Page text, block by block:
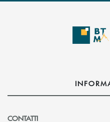
CONTATTI